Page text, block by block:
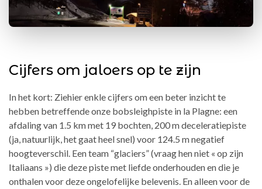
Cijfers om jaloers op te zijn
In het kort: Ziehier enkle cijfers om een beter inzicht te
hebben betreffende onze bobsleighpiste in la Plagne: een
afdaling van 1.5 km met 19 bochten, 200 m deceleratiepiste
(ja, natuurlijk, het gaat heel snel) voor 124.5 m negatief
hoogteverschil. Een team “glaciers” (vraag hen niet « op zijn
Italiaans ») die deze piste met liefde onderhouden en die je
onthalen voor deze ongelofelijke belevenis. En alleen voor de